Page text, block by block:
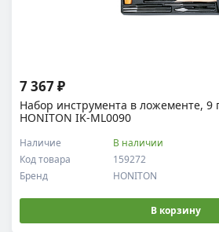
Набор инструмента в ложементе, 9
HONITON IK-ML0090
Код товара 159272
Наличие В наличии
Бренд HONITON
7 367 ₽
В корзину